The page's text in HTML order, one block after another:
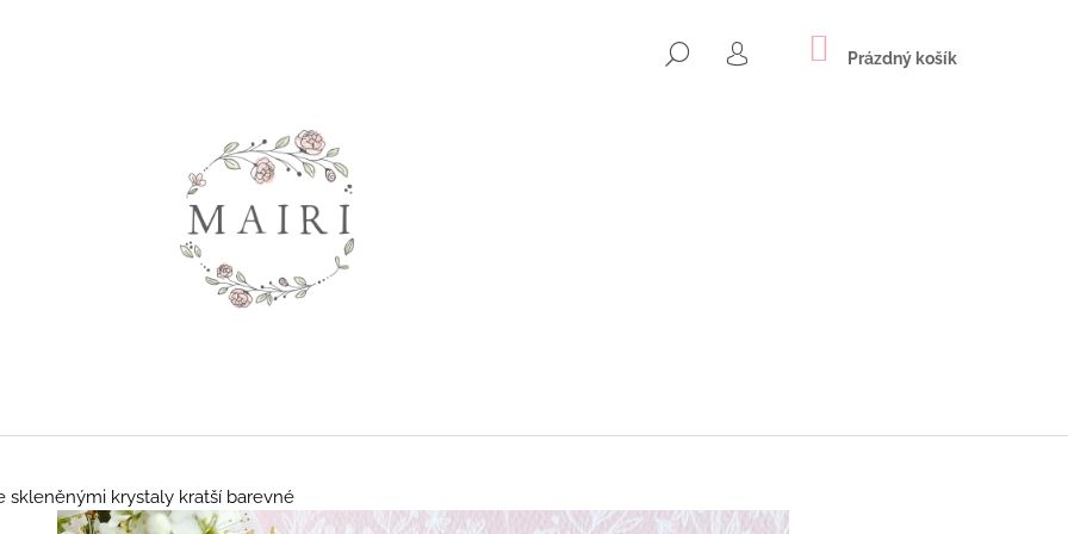
HLEDAT
PŘIHLÁŠENÍ
NÁKUPNÍ
KOŠÍK
Prázdný košík
skleněnými krystaly kratší barevné
Co potřebujete najít?
HLEDAT
SHAILENE - DLOUHÉ KVĚTINOVÉ
TRISH - KVĚTINOVÉ NÁUŠNICE S